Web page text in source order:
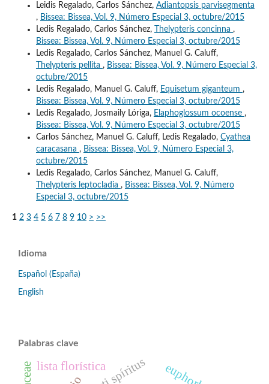
Leidis Regalado, Carlos Sánchez, Adiantopsis parvisegmenta
, Bissea: Bissea, Vol. 9, Número Especial 3, octubre/2015
Ledis Regalado, Carlos Sánchez,
Thelypteris concinna ,
Bissea: Bissea, Vol. 9, Número Especial 3, octubre/2015
Ledis Regalado, Carlos Sánchez, Manuel G. Caluff,
Thelypteris pellita , Bissea: Bissea, Vol. 9, Número Especial 3,
octubre/2015
Ledis Regalado, Manuel G. Caluff, Equisetum giganteum ,
Bissea: Bissea, Vol. 9, Número Especial 3, octubre/2015
Ledis Regalado, Josmaily Lóriga, Elaphoglossum ocoense ,
Bissea: Bissea, Vol. 9, Número Especial 3, octubre/2015
Carlos Sánchez, Manuel G. Caluff, Ledis Regalado, Cyathea
caracasana , Bissea: Bissea, Vol. 9, Número Especial 3,
octubre/2015
Ledis Regalado, Carlos Sánchez, Manuel G. Caluff,
Thelypteris leptocladia , Bissea: Bissea, Vol. 9, Número
Especial 3, octubre/2015
1 2 3 4 5 6 7 8 9 10 > >>
Idioma
Español (España)
English
Palabras clave
lista florística